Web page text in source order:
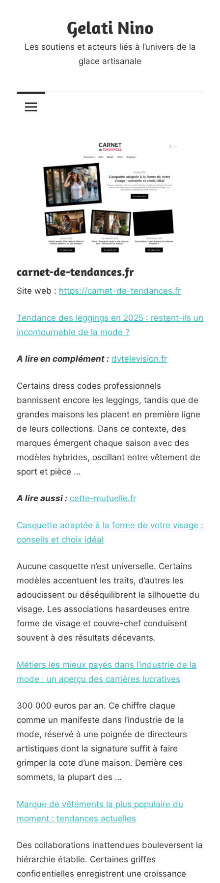
Gelati Nino
Les soutiens et acteurs liés à l’univers de la
glace artisanale
carnet-de-tendances.fr
Site web : https://carnet-de-tendances.fr
Tendance des leggings en 2025 : restent-ils un
incontournable de la mode ?
A lire en complément : dvtelevision.fr
Certains dress codes professionnels
bannissent encore les leggings, tandis que de
grandes maisons les placent en première ligne
de leurs collections. Dans ce contexte, des
marques émergent chaque saison avec des
modèles hybrides, oscillant entre vêtement de
sport et pièce …
A lire aussi : cette-mutuelle.fr
Casquette adaptée à la forme de votre visage :
conseils et choix idéal
Aucune casquette n’est universelle. Certains
modèles accentuent les traits, d’autres les
adoucissent ou déséquilibrent la silhouette du
visage. Les associations hasardeuses entre
forme de visage et couvre-chef conduisent
souvent à des résultats décevants.
Métiers les mieux payés dans l’industrie de la
mode : un aperçu des carrières lucratives
300 000 euros par an. Ce chiffre claque
comme un manifeste dans l’industrie de la
mode, réservé à une poignée de directeurs
artistiques dont la signature suffit à faire
grimper la cote d’une maison. Derrière ces
sommets, la plupart des …
Marque de vêtements la plus populaire du
moment : tendances actuelles
Des collaborations inattendues bouleversent la
hiérarchie établie. Certaines griffes
confidentielles enregistrent une croissance